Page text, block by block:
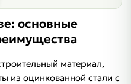
основные
материал,
из оцинкованной стали с